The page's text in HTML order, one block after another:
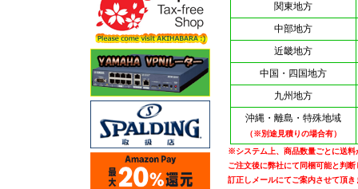
関東地方
中部地方
近畿地方
中国・四国地方
九州地方
沖縄・離島・特殊地域
（※別途見積りの場合有）
※システム上、商品数量ごとに送料
ご注文後に弊社にて同梱可能と判
訂正しメールにてご案内させて頂き